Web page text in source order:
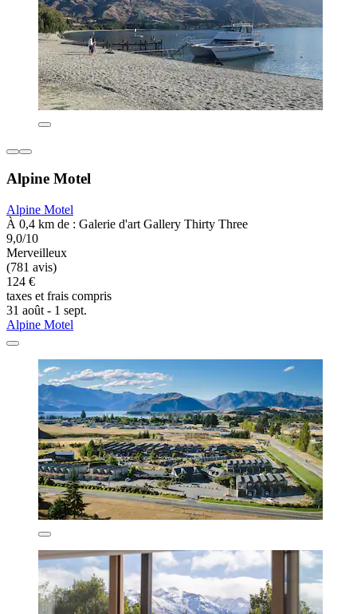
Alpine Motel
Alpine Motel
À 0,4 km de : Galerie d'art Gallery Thirty Three
9,0/10
Merveilleux
(781 avis)
124 €
taxes et frais compris
31 août - 1 sept.
Alpine Motel